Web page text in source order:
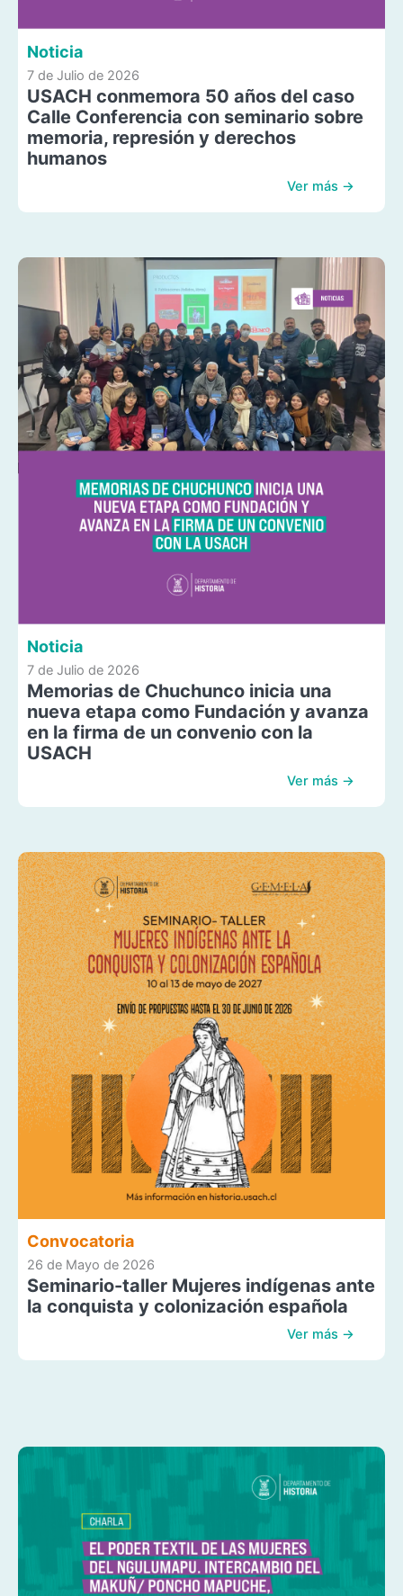
Noticia
7 de Julio de 2026
USACH conmemora 50 años del caso
Calle Conferencia con seminario sobre
memoria, represión y derechos
humanos
Ver más →
Noticia
7 de Julio de 2026
Memorias de Chuchunco inicia una
nueva etapa como Fundación y avanza
en la firma de un convenio con la
USACH
Ver más →
Convocatoria
26 de Mayo de 2026
Seminario-taller Mujeres indígenas ante
la conquista y colonización española
Ver más →